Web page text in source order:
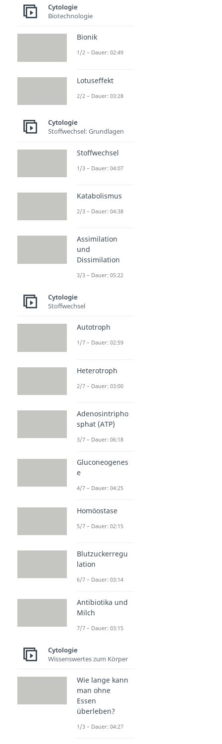
Cytologie
Biotechnologie
Bionik
1/2 – Dauer: 02:49
Lotuseffekt
2/2 – Dauer: 03:28
Cytologie
Stoffwechsel: Grundlagen
Stoffwechsel
1/3 – Dauer: 04:07
Katabolismus
2/3 – Dauer: 04:38
Assimilation
und
Dissimilation
3/3 – Dauer: 05:22
Cytologie
Stoffwechsel
Autotroph
1/7 – Dauer: 02:59
Heterotroph
2/7 – Dauer: 03:00
Adenosintripho
sphat (ATP)
3/7 – Dauer: 06:18
Gluconeogenes
e
4/7 – Dauer: 04:25
Homöostase
5/7 – Dauer: 02:15
Blutzuckerregu
lation
6/7 – Dauer: 03:14
Antibiotika und
Milch
7/7 – Dauer: 03:15
Cytologie
Wissenswertes zum Körper
Wie lange kann
man ohne
Essen
überleben?
1/3 – Dauer: 04:27